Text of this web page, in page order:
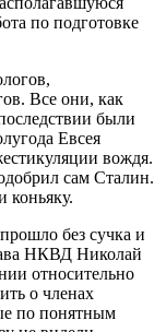
по подготовке
Все они, как
были
Евсея
вождя.
сам Сталин.
без сучка и
НКВД Николай
относительно
о членах
по понятным